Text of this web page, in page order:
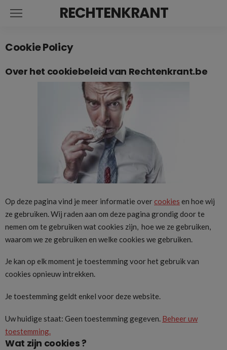
RECHTENKRANT
Cookie Policy
Over het cookiebeleid van Rechtenkrant.be
Op deze pagina vind je meer informatie over cookies en hoe wij
ze gebruiken. Wij raden aan om deze pagina grondig door te
nemen om te gebruiken wat cookies zijn, hoe we ze gebruiken,
waarom we ze gebruiken en welke cookies we gebruiken.
Je kan op elk moment je toestemming voor het gebruik van
cookies opnieuw intrekken.
Je toestemming geldt enkel voor deze website.
Uw huidige staat: Geen toestemming gegeven. Beheer uw
toestemming.
Wat zijn cookies ?